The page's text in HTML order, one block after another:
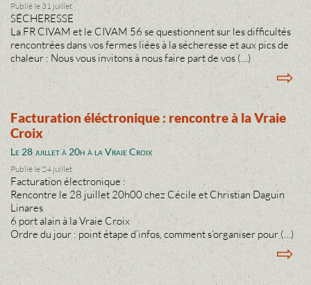
Publié le 31 juillet
SÉCHERESSE
La FR CIVAM et le CIVAM 56 se questionnent sur les difficultés
rencontrées dans vos fermes liées à la sécheresse et aux pics de
chaleur : Nous vous invitons à nous faire part de vos (…)
⇨
Facturation éléctronique : rencontre à la Vraie
Croix
Le 28 juillet à 20h à la Vraie Croix
Publié le 24 juillet
Facturation électronique :
Rencontre le 28 juillet 20h00 chez Cécile et Christian Daguin
Linares
6 port alain à la Vraie Croix
Ordre du jour : point étape d’infos, comment s’organiser pour (…)
⇨